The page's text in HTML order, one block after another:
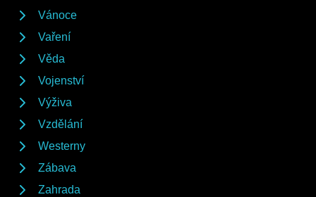
Vánoce
Vaření
Věda
Vojenství
Výživa
Vzdělání
Westerny
Zábava
Zahrada